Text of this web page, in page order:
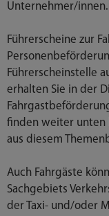
Unternehmer/innen.
Führerscheine zur
Führerscheinstelle
erhalten Sie in der
finden weiter unten
aus diesem
Auch Fahrgäste
Sachgebiets
der Taxi- und/oder